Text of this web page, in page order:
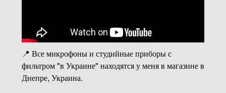
📍 Все микрофоны и студийные приборы с
фильтром "в Украине" находятся у меня в магазине в
Днепре, Украина.